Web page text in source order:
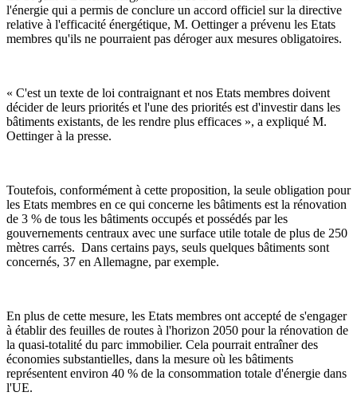
l'énergie qui a permis de conclure un accord officiel sur la directive
relative à l'efficacité énergétique, M. Oettinger a prévenu les Etats
membres qu'ils ne pourraient pas déroger aux mesures obligatoires.
« C'est un texte de loi contraignant et nos Etats membres doivent
décider de leurs priorités et l'une des priorités est d'investir dans les
bâtiments existants, de les rendre plus efficaces », a expliqué M.
Oettinger à la presse.
Toutefois, conformément à cette proposition, la seule obligation pour
les Etats membres en ce qui concerne les bâtiments est la rénovation
de 3 % de tous les bâtiments occupés et possédés par les
gouvernements centraux avec une surface utile totale de plus de 250
mètres carrés. Dans certains pays, seuls quelques bâtiments sont
concernés, 37 en Allemagne, par exemple.
En plus de cette mesure, les Etats membres ont accepté de s'engager
à établir des feuilles de routes à l'horizon 2050 pour la rénovation de
la quasi-totalité du parc immobilier. Cela pourrait entraîner des
économies substantielles, dans la mesure où les bâtiments
représentent environ 40 % de la consommation totale d'énergie dans
l'UE.